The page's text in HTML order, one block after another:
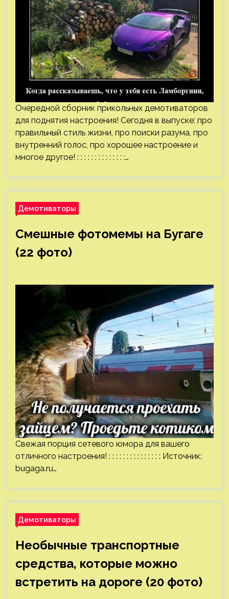
Очередной сборник прикольных демотиваторов
для поднятия настроения! Сегодня в выпуске: про
правильный стиль жизни, про поиски разума, про
внутренний голос, про хорошее настроение и
многое другое! : : : : : : : : : : : : : :…
Демотиваторы
Смешные фотомемы на Бугаге
(22 фото)
Свежая порция сетевого юмора для вашего
отличного настроения! : : : : : : : : : : : : : : : Источник:
bugaga.ru…
Демотиваторы
Необычные транспортные
средства, которые можно
встретить на дороге (20 фото)